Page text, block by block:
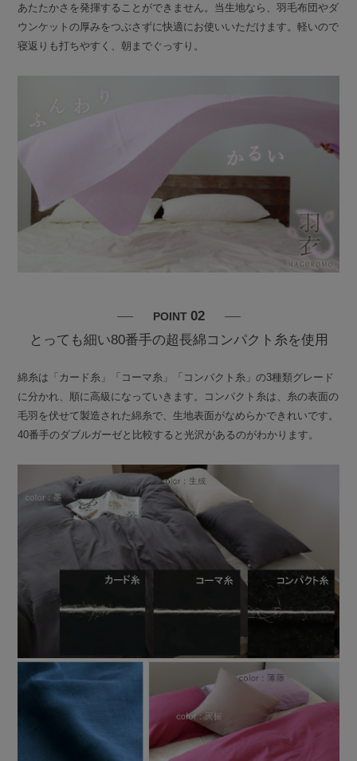
あたたかさを発揮することができません。当生地なら、羽毛布団やダ
ウンケットの厚みをつぶさずに快適にお使いいただけます。軽いので
寝返りも打ちやすく、朝までぐっすり。
POINT 02
とっても細い80番手の超長綿コンパクト糸を使用
綿糸は「カード糸」「コーマ糸」「コンパクト糸」の3種類グレード
に分かれ、順に高級になっていきます。コンパクト糸は、糸の表面の
毛羽を伏せて製造された綿糸で、生地表面がなめらかできれいです。
40番手のダブルガーゼと比較すると光沢があるのがわかります。